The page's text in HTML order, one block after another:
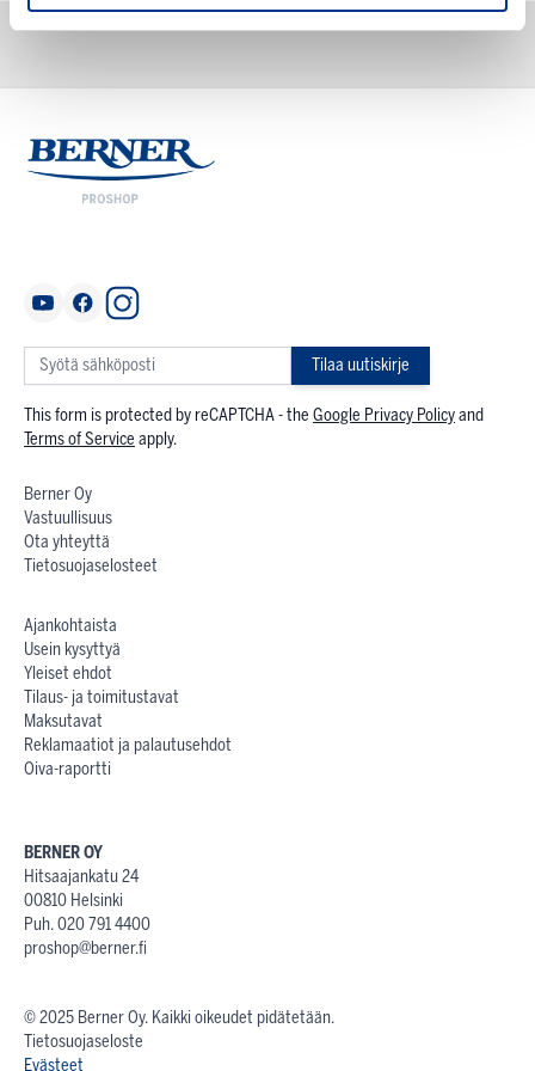
Tilaa uutiskirje
This form is protected by reCAPTCHA - the Google Privacy Policyand
Terms of Service apply.
Berner Oy
Vastuullisuus
Ota yhteyttä
Tietosuojaselosteet
Ajankohtaista
Usein kysyttyä
Yleiset ehdot
Tilaus- ja toimitustavat
Maksutavat
Reklamaatiot ja palautusehdot
Oiva-raportti
BERNER OY
Hitsaajankatu 24
00810 Helsinki
Puh. 020 791 4400
proshop@berner.fi
© 2025 Berner Oy. Kaikki oikeudet pidätetään.
Tietosuojaseloste
Evästeet